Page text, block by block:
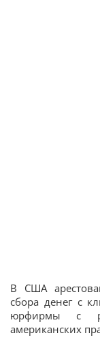
В США
сбора денег с
юрфирмы с
американских